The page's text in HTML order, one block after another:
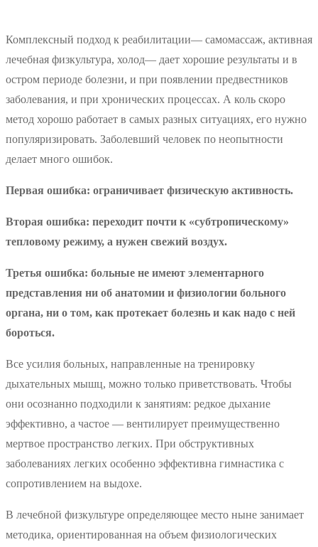
Комплексный подход к реабилитации— самомассаж, активная
лечебная физкультура, холод— дает хорошие результаты и в
остром периоде болезни, и при появлении предвестников
заболевания, и при хронических процессах. А коль скоро
метод хорошо работает в самых разных ситуациях, его нужно
популяризировать. Заболевший человек по неопытности
делает много ошибок.
Первая ошибка: ограничивает физическую активность.
Вторая ошибка: переходит почти к «субтропическому»
тепловому режиму, а нужен свежий воздух.
Третья ошибка: больные не имеют элементарного
представления ни об анатомии и физиологии больного
органа, ни о том, как протекает болезнь и как надо с ней
бороться.
Все усилия больных, направленные на тренировку
дыхательных мышц, можно только приветствовать. Чтобы
они осознанно подходили к занятиям: редкое дыхание
эффективно, а частое — вентилирует преимущественно
мертвое пространство легких. При обструктивных
заболеваниях легких особенно эффективна гимнастика с
сопротивлением на выдохе.
В лечебной физкультуре определяющее место ныне занимает
методика, ориентированная на объем физиологических